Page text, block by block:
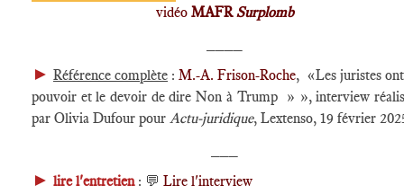
vidéoMAFRSurplomb
► Référence complète : M.-A. Frison-Roche, «Les juristes
pouvoir et le devoir de dire Non à Trump » », interview
par Olivia Dufour pour Actu-juridique, Lextenso, 19 février
► lire l'entretien : 💬 Lire l'interview